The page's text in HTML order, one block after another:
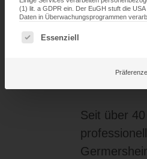
Seit über
(1) lit. a GDPR ein. Der EuGH stuft die
Daten in Überwachungsprogrammen
Es folgt eine Liste der
Essenziell